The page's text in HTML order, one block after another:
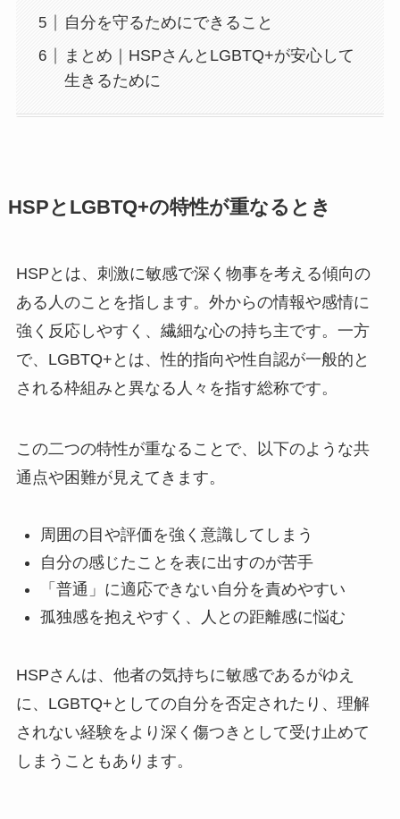
自分を守るためにできること
まとめ｜HSPさんとLGBTQ+が安心して
生きるために
HSPとLGBTQ+の特性が重なるとき
HSPとは、刺激に敏感で深く物事を考える傾向の
ある人のことを指します。外からの情報や感情に
強く反応しやすく、繊細な心の持ち主です。一方
で、LGBTQ+とは、性的指向や性自認が一般的と
される枠組みと異なる人々を指す総称です。
この二つの特性が重なることで、以下のような共
通点や困難が見えてきます。
周囲の目や評価を強く意識してしまう
自分の感じたことを表に出すのが苦手
「普通」に適応できない自分を責めやすい
孤独感を抱えやすく、人との距離感に悩む
HSPさんは、他者の気持ちに敏感であるがゆえ
に、LGBTQ+としての自分を否定されたり、理解
されない経験をより深く傷つきとして受け止めて
しまうこともあります。